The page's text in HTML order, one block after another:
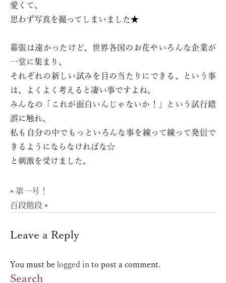
愛くて、
思わず写真を撮ってしまいました★
幕張は遠かったけど、世界各国のお花やいろんな企業が
一堂に集まり、
それぞれの新しい試みを目の当たりにできる、という事
は、よくよく考えると凄い事ですよね。
みんなの「これが面白いんじゃないか！」という試行錯
誤に触れ、
私も自分の中でもっといろんな事を練って練って発信で
きるようにならなければな☆
と刺激を受けました。
« 第一号！
百段階段 »
Leave a Reply
You must be logged in to post a comment.
Search